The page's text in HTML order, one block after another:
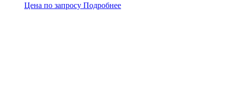
Цена по запросу Подробнее